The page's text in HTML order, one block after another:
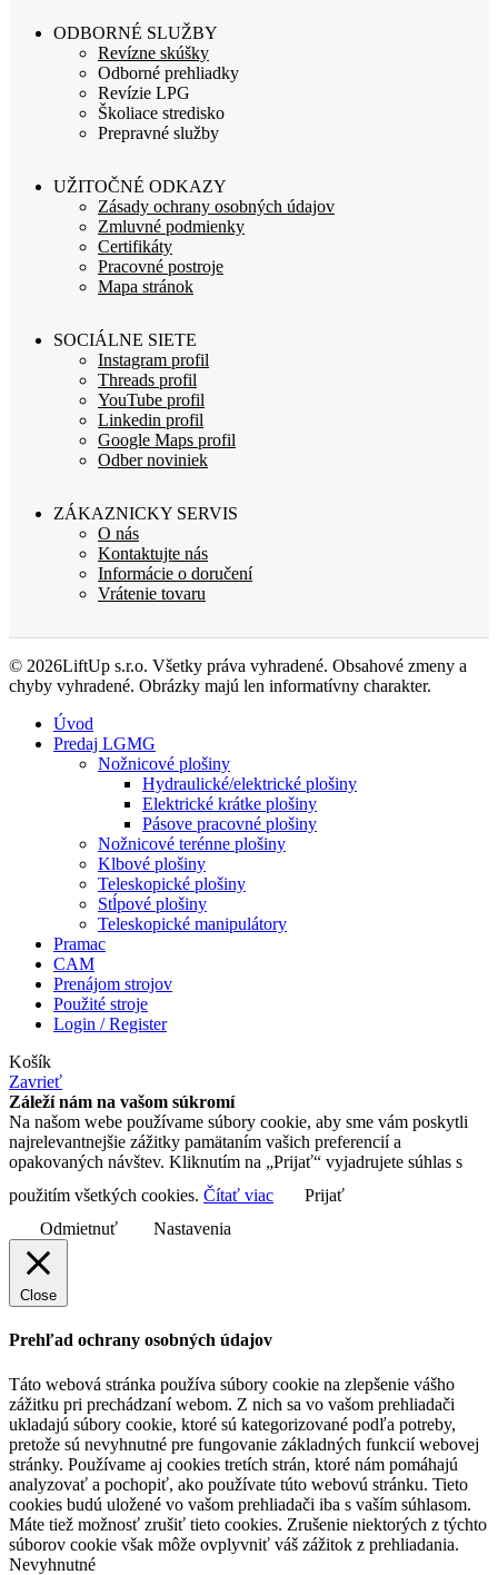
ODBORNÉ SLUŽBY
Revízne skúšky
Odborné prehliadky
Revízie LPG
Školiace stredisko
Prepravné služby
UŽITOČNÉ ODKAZY
Zásady ochrany osobných údajov
Zmluvné podmienky
Certifikáty
Pracovné postroje
Mapa stránok
SOCIÁLNE SIETE
Instagram profil
Threads profil
YouTube profil
Linkedin profil
Google Maps profil
Odber noviniek
ZÁKAZNICKY SERVIS
O nás
Kontaktujte nás
Informácie o doručení
Vrátenie tovaru
© 2026LiftUp s.r.o. Všetky práva vyhradené. Obsahové zmeny a
chyby vyhradené. Obrázky majú len informatívny charakter.
Úvod
Predaj LGMG
Nožnicové plošiny
Hydraulické/elektrické plošiny
Elektrické krátke plošiny
Pásove pracovné plošiny
Nožnicové terénne plošiny
Klbové plošiny
Teleskopické plošiny
Stĺpové plošiny
Teleskopické manipulátory
Pramac
CAM
Prenájom strojov
Použité stroje
Login / Register
Košík
Zavrieť
Záleží nám na vašom súkromí
Na našom webe používame súbory cookie, aby sme vám poskytli
najrelevantnejšie zážitky pamätaním vašich preferencií a
opakovaných návštev. Kliknutím na „Prijať“ vyjadrujete súhlas s
použitím všetkých cookies. Čítať viac
Prijať
Odmietnuť
Nastavenia
Close
Prehľad ochrany osobných údajov
Táto webová stránka používa súbory cookie na zlepšenie vášho
zážitku pri prechádzaní webom. Z nich sa vo vašom prehliadači
ukladajú súbory cookie, ktoré sú kategorizované podľa potreby,
pretože sú nevyhnutné pre fungovanie základných funkcií webovej
stránky. Používame aj cookies tretích strán, ktoré nám pomáhajú
analyzovať a pochopiť, ako používate túto webovú stránku. Tieto
cookies budú uložené vo vašom prehliadači iba s vaším súhlasom.
Máte tiež možnosť zrušiť tieto cookies. Zrušenie niektorých z týchto
súborov cookie však môže ovplyvniť váš zážitok z prehliadania.
Nevyhnutné